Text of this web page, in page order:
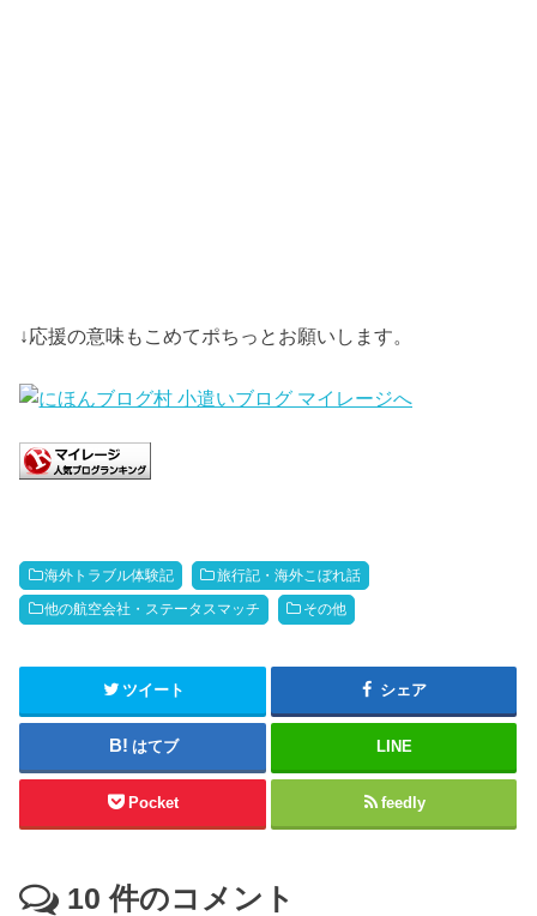
↓応援の意味もこめてポちっとお願いします。
海外トラブル体験記 旅行記・海外こぼれ話
他の航空会社・ステータスマッチ その他
ツイート シェア
はてブ LINE
Pocket feedly
10 件のコメント